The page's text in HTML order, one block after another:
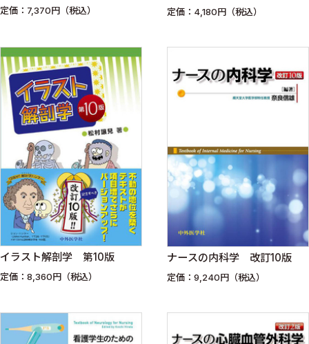
定価：7,370円（税込） 定価：4,180円（税込）
イラスト解剖学 第10版
定価：8,360円（税込）
ナースの内科学 改訂10版
定価：9,240円（税込）